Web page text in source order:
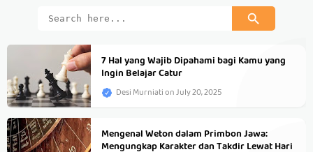
7 Hal yang Wajib Dipahami bagi Kamu yang
Ingin Belajar Catur
Desi MurniationJuly 20, 2025
Mengenal Weton dalam Primbon Jawa:
Mengungkap Karakter dan Takdir Lewat Hari